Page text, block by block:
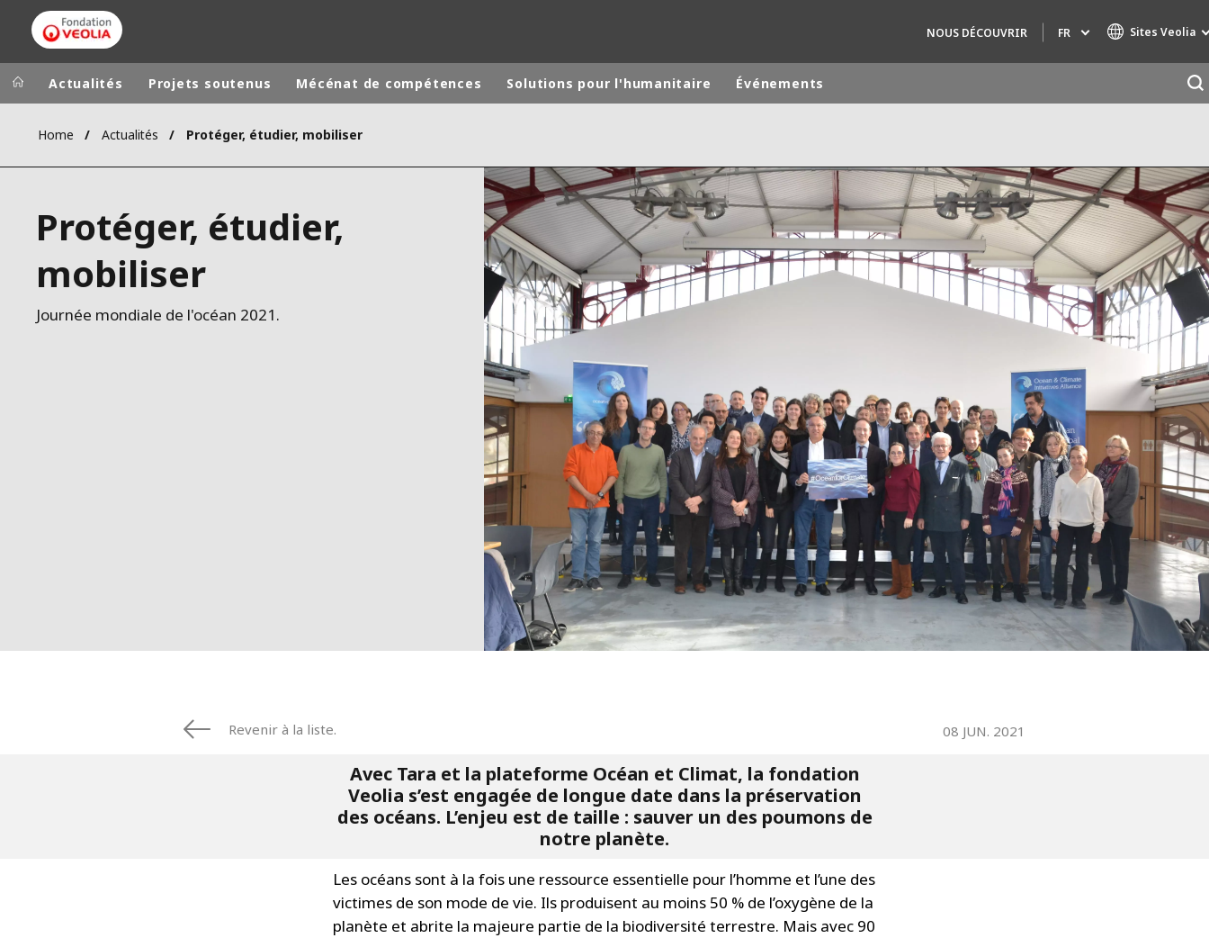
NOUS DÉCOUVRIR FR Sites Veolia
Groupe Veolia
CAMPUS
FONDATION
INSTITUT
Dans le monde
AMÉRIQUE DU NORD
ASIE
AUSTRALIE ET NOUVELLE ZÉLANDE
EUROPE
AIR QUALITY
INGÉNIERIE & CONSEIL
HAZARDOUS WASTE EUROPE
INDUSTRIES GLOBAL SOLUTIONS
NUCLEAR SOLUTIONS
VEOLIA AGRICULTURE
WATER TECHNOLOGIES
Actualités Projets soutenus Mécénat de compétences Solutions pour l'humanitaire Événements
Home Actualités Protéger, étudier, mobiliser
Protéger, étudier,
mobiliser
Journée mondiale de l'océan 2021.
Revenir à la liste. 08 JUN. 2021
Avec Tara et la plateforme Océan et Climat, la fondation
Veolia s’est engagée de longue date dans la préservation
des océans. L’enjeu est de taille : sauver un des poumons de
notre planète.
Les océans sont à la fois une ressource essentielle pour l’homme et l’une des
victimes de son mode de vie. Ils produisent au moins 50 % de l’oxygène de la
planète et abrite la majeure partie de la biodiversité terrestre. Mais avec 90